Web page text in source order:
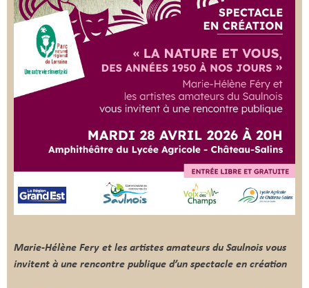
Marie-Hélène Fery et les artistes amateurs du Saulnois vous
invitent à une rencontre publique d’un spectacle en création